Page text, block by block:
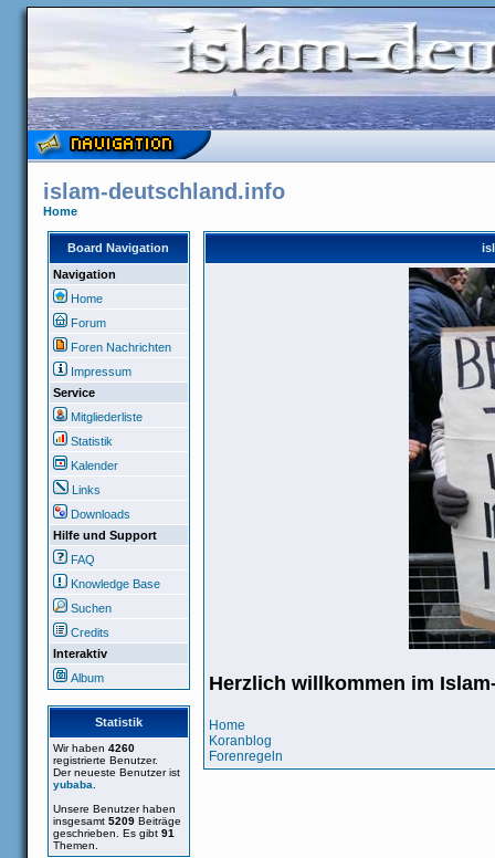
islam-deutschland.info
Home
Board Navigation
Navigation
Home
Forum
Foren Nachrichten
Impressum
Service
Mitgliederliste
Statistik
Kalender
Links
Downloads
Hilfe und Support
FAQ
Knowledge Base
Suchen
Credits
Interaktiv
Album
Statistik
Wir haben 4260
registrierte Benutzer.
Der neueste Benutzer ist
yubaba
Unsere Benutzer haben
insgesamt 5209 Beiträge
geschrieben. Es gibt 91
Themen.
Herzlich willkommen im
Home
Koranblog
Forenregeln